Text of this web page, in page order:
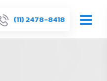
(11) 2478-8418